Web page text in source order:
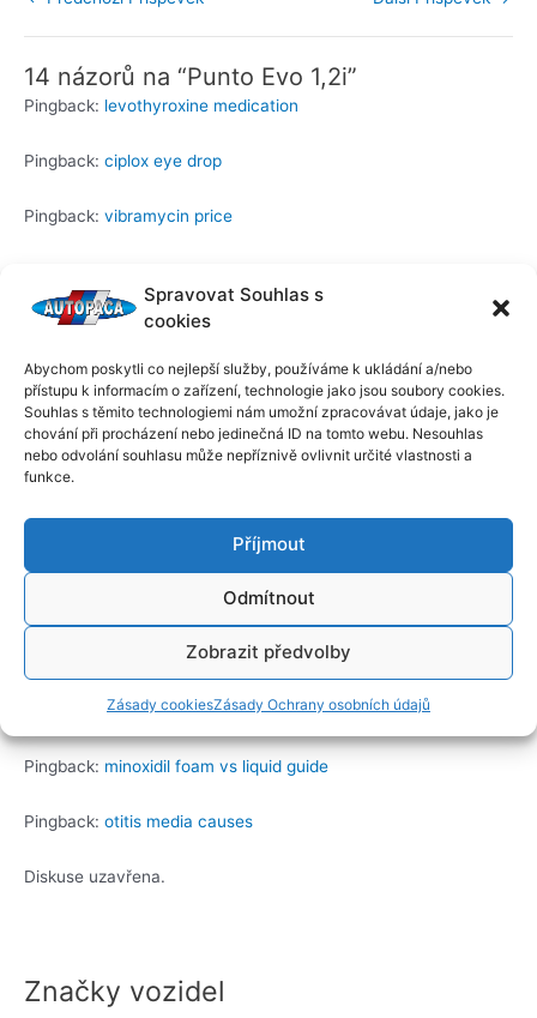
Spravovat Souhlas s
cookies
Abychom poskytli co nejlepší služby, používáme k ukládání a/nebo
přístupu k informacím o zařízení, technologie jako jsou soubory cookies.
Souhlas s těmito technologiemi nám umožní zpracovávat údaje, jako je
chování při procházení nebo jedinečná ID na tomto webu. Nesouhlas
nebo odvolání souhlasu může nepříznivě ovlivnit určité vlastnosti a
funkce.
Příjmout
Odmítnout
Zobrazit předvolby
Zásady cookiesZásady Ochrany osobních údajů
14 názorů na “Punto Evo 1,2i”
Pingback: levothyroxine medication
Pingback: ciplox eye drop
Pingback: vibramycin price
Pingback: furosemide 40 mg tablet generic
Pingback:cialis 10mg picture
Pingback:creon med for
priligy dapoxetine uae
doxycycline dosage for acne
is flagyl safe for dogs
saxenda discount
Pingback: minoxidil foam vs liquid guide
Pingback: otitis media causes
Diskuse uzavřena.
Značky vozidel